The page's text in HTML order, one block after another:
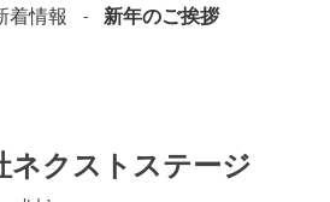
着情報 新年のご挨拶
ネクストステージ